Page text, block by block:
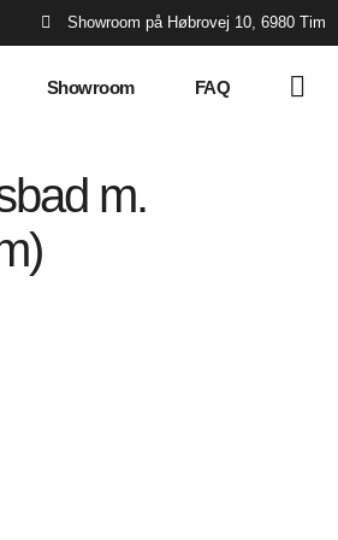
Showroom på Høbrovej 10, 6980 Tim
Showroom FAQ
m.